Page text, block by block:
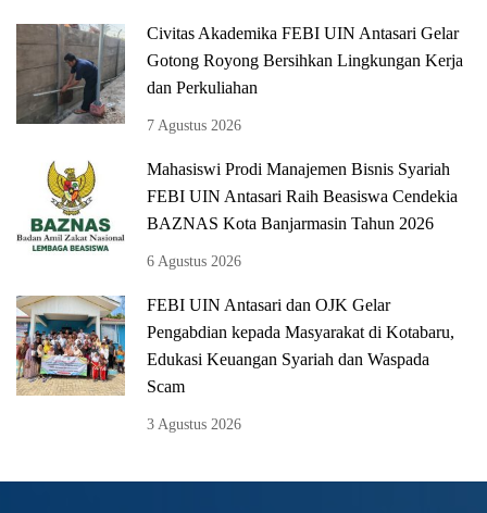
Civitas Akademika FEBI UIN Antasari Gelar
Gotong Royong Bersihkan Lingkungan Kerja
dan Perkuliahan
7 Agustus 2026
Mahasiswi Prodi Manajemen Bisnis Syariah
FEBI UIN Antasari Raih Beasiswa Cendekia
BAZNAS Kota Banjarmasin Tahun 2026
6 Agustus 2026
FEBI UIN Antasari dan OJK Gelar
Pengabdian kepada Masyarakat di Kotabaru,
Edukasi Keuangan Syariah dan Waspada
Scam
3 Agustus 2026